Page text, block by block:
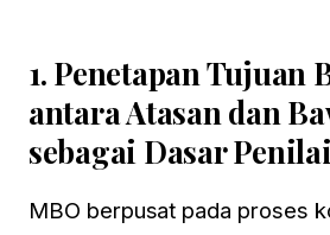
1. Penetapan Tujuan
antara Atasan dan
sebagai Dasar
MBO berpusat pada proses